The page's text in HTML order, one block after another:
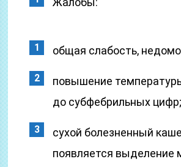
общая слабость,
повышение
до субфебрильных цифр;
сухой болезненный
появляется выделение